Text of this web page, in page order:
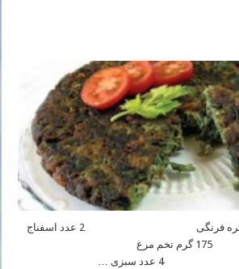
کوکو اسفناج مواد لازم : تره فرنگی 2 عدد اسفناج
تازه خرد شده 175 گرم تخم مرغ